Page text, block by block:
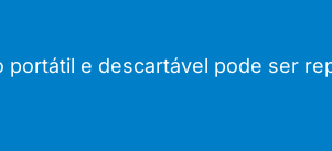
e descartável pode ser